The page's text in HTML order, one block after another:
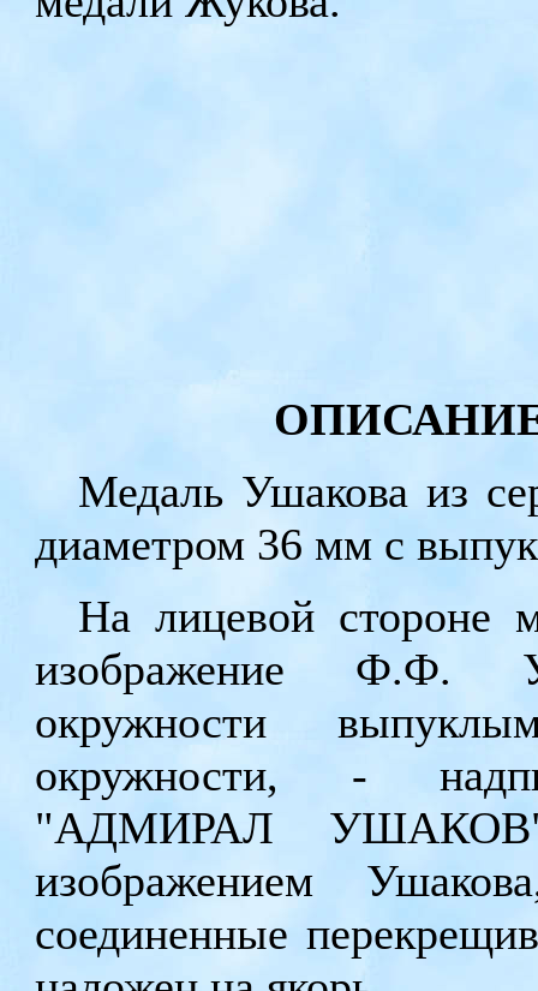
ОПИСАНИЕ
Медаль Ушакова из
диаметром 36 мм с
На лицевой стороне
изображение Ф.Ф.
окружности
окружности, -
"АДМИРАЛ
изображением
соединенные